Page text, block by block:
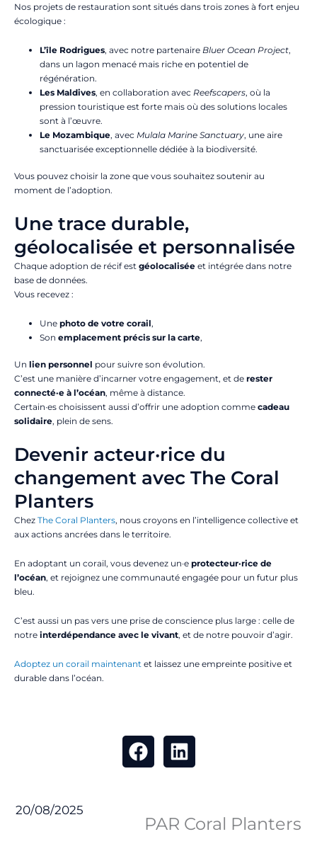
Nos projets de restauration sont situés dans trois zones à fort enjeu
écologique :
L’île Rodrigues, avec notre partenaire Bluer Ocean Project,
dans un lagon menacé mais riche en potentiel de
régénération.
Les Maldives, en collaboration avec Reefscapers, où la
pression touristique est forte mais où des solutions locales
sont à l’œuvre.
Le Mozambique, avec Mulala Marine Sanctuary, une aire
sanctuarisée exceptionnelle dédiée à la biodiversité.
Vous pouvez choisir la zone que vous souhaitez soutenir au
moment de l’adoption.
Une trace durable,
géolocalisée et personnalisée
Chaque adoption de récif est géolocalisée et intégrée dans notre
base de données.
Vous recevez :
Une photo de votre corail,
Son emplacement précis sur la carte,
Un lien personnel pour suivre son évolution.
C’est une manière d’incarner votre engagement, et de rester
connecté·e à l’océan, même à distance.
Certain·es choisissent aussi d’offrir une adoption comme cadeau
solidaire, plein de sens.
Devenir acteur·rice du
changement avec The Coral
Planters
Chez The Coral Planters, nous croyons en l’intelligence collective et
aux actions ancrées dans le territoire.
En adoptant un corail, vous devenez un·e protecteur·rice de
l’océan, et rejoignez une communauté engagée pour un futur plus
bleu.
C’est aussi un pas vers une prise de conscience plus large : celle de
notre interdépendance avec le vivant, et de notre pouvoir d’agir.
Adoptez un corail maintenant et laissez une empreinte positive et
durable dans l’océan.
20/08/2025
PAR Coral Planters